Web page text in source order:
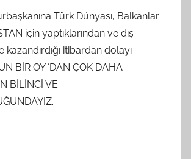
Türk Dünyası, Balkanlar
için yaptıklarından ve dış
kazandırdığı itibardan dolayı
BİR OY ‘DAN ÇOK DAHA
BİLİNCİ VE